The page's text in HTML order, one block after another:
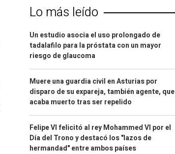
Lo más leído
Un estudio asocia el uso prolongado de
tadalafilo para la próstata con un mayor
riesgo de glaucoma
Muere una guardia civil en Asturias por
disparo de su expareja, también agente, que
acaba muerto tras ser repelido
Felipe VI felicitó al rey Mohammed VI por el
Día del Trono y destacó los "lazos de
hermandad" entre ambos países